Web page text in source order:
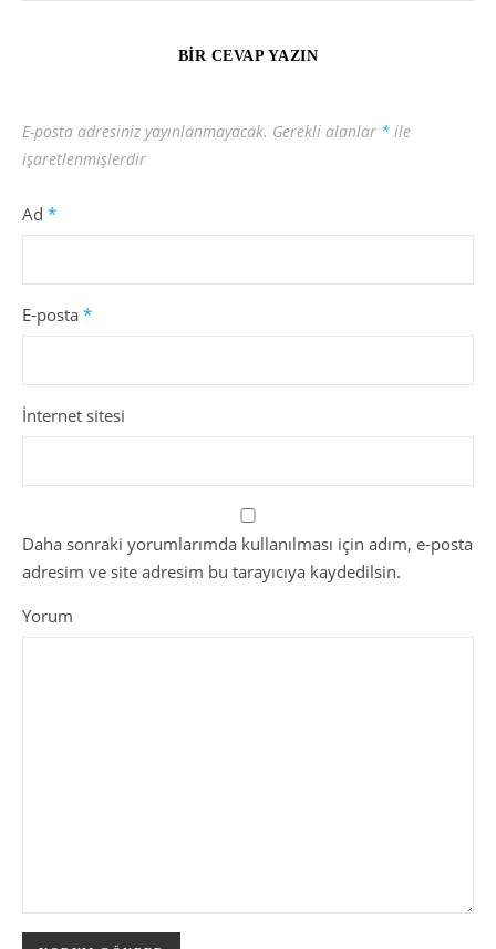
BIR CEVAP YAZIN
E-posta adresiniz yayınlanmayacak. Gerekli alanlar * ile
işaretlenmişlerdir
Ad *
E-posta *
İnternet sitesi
Daha sonraki yorumlarımda kullanılması için adım, e-posta
adresim ve site adresim bu tarayıcıya kaydedilsin.
Yorum